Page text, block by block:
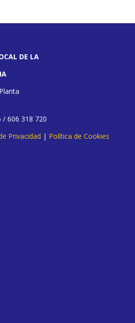
DE LA
/ 606 318 720
Privacidad | Política de Cookies